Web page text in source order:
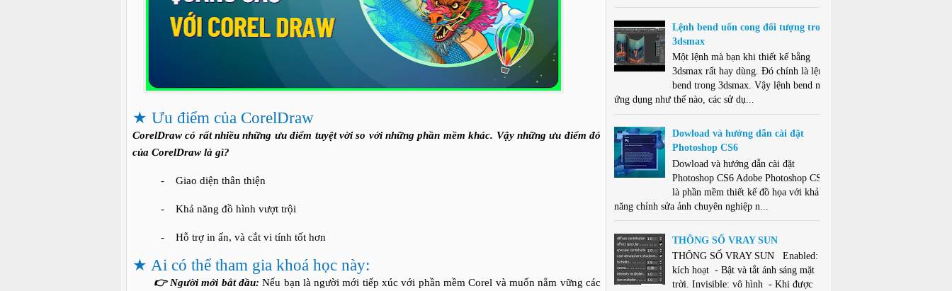
★ Ưu điểm của CorelDraw
CorelDraw có rất nhiều những ưu điểm tuyệt vời so với những phần mềm khác. Vậy những ưu điểm đó
của CorelDraw là gì?
- Giao diện thân thiện
- Khả năng đồ hình vượt trội
- Hỗ trợ in ấn, và cắt vi tính tốt hơn
★ Ai có thể tham gia khoá học này:
👉 Người mới bắt đầu: Nếu bạn là người mới tiếp xúc với phần mềm Corel và muốn nắm vững các
Lệnh bend uốn cong đối tượng trong
3dsmax
Một lệnh mà bạn khi thiết kế bằng
3dsmax rất hay dùng. Đó chính là lệnh
bend trong 3dsmax. Vậy lệnh bend này
ứng dụng như thế nào, các sử dụ...
Dowload và hướng dẫn cài đặt
Photoshop CS6
Dowload và hướng dẫn cài đặt
Photoshop CS6 Adobe Photoshop CS6
là phần mềm thiết kế đồ họa với khả
năng chỉnh sửa ảnh chuyên nghiệp n...
THÔNG SỐ VRAY SUN
THÔNG SỐ VRAY SUN Enabled:
kích hoạt - Bật và tắt ánh sáng mặt
trời. Invisible: vô hình - Khi được